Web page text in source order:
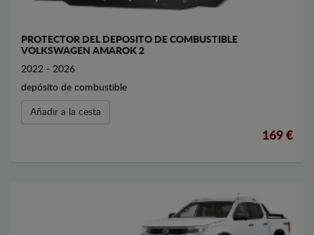
PROTECTOR DEL DEPOSITO DE COMBUSTIBLE
VOLKSWAGEN AMAROK 2
2022 - 2026
depósito de combustible
Añadir a la cesta
169 €